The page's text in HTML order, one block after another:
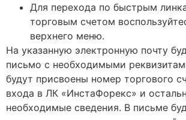
Для перехода по быстрым
торговым счетом
верхнего меню.
На указанную электронную почту
письмо с необходимыми
будут присвоены номер торгового
входа в ЛК «ИнстаФорекс» и
необходимые сведения. В письме